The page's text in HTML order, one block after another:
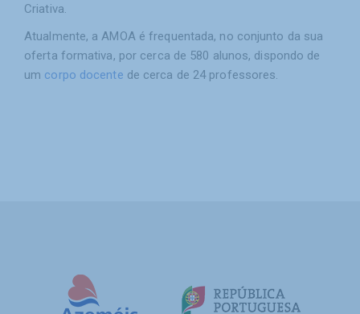
Criativa.
Atualmente, a AMOA é frequentada, no conjunto da sua
oferta formativa, por cerca de 580 alunos, dispondo de
um corpo docente de cerca de 24 professores.